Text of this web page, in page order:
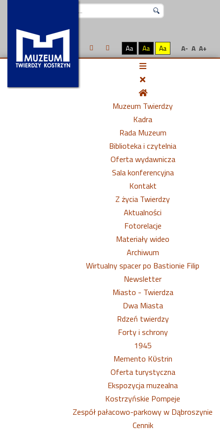
Aa Aa Aa A- A A+
Muzeum Twierdzy
Kadra
Rada Muzeum
Biblioteka i czytelnia
Oferta wydawnicza
Sala konferencyjna
Kontakt
Z życia Twierdzy
Aktualności
Fotorelacje
Materiały wideo
Archiwum
Wirtualny spacer po Bastionie Filip
Newsletter
Miasto - Twierdza
Dwa Miasta
Rdzeń twierdzy
Forty i schrony
1945
Memento Kϋstrin
Oferta turystyczna
Ekspozycja muzealna
Kostrzyńskie Pompeje
Zespół pałacowo-parkowy w Dąbroszynie
Cennik